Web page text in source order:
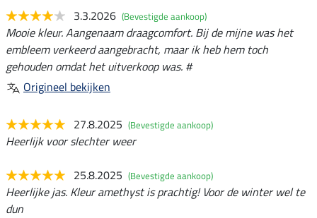
3.3.2026 (Bevestigde aankoop)
Mooie kleur. Aangenaam draagcomfort. Bij de mijne was het
embleem verkeerd aangebracht, maar ik heb hem toch
gehouden omdat het uitverkoop was. #
Origineel bekijken
27.8.2025 (Bevestigde aankoop)
Heerlijk voor slechter weer
25.8.2025 (Bevestigde aankoop)
Heerlijke jas. Kleur amethyst is prachtig! Voor de winter wel te
dun